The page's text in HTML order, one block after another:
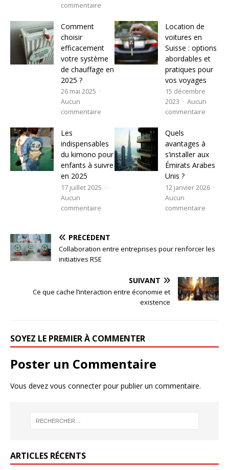
commentaire
Comment
choisir
efficacement
votre système
de chauffage en
2025 ?
26 mai 2025
Aucun
commentaire
Location de
voitures en
Suisse : options
abordables et
pratiques pour
vos voyages
15 décembre
2023
Aucun
commentaire
Les
indispensables
du kimono pour
enfants à suivre
en 2025
17 juillet 2025
Aucun
commentaire
Quels
avantages à
s’installer aux
Émirats Arabes
Unis ?
12 janvier 2026
Aucun
commentaire
PRÉCÉDENT
Collaboration entre entreprises pour renforcer les
initiatives RSE
SUIVANT
Ce que cache l’interaction entre économie et
existence
SOYEZ LE PREMIER À COMMENTER
Poster un Commentaire
Vous devez vous connecterpour publier un commentaire.
ARTICLES RÉCENTS